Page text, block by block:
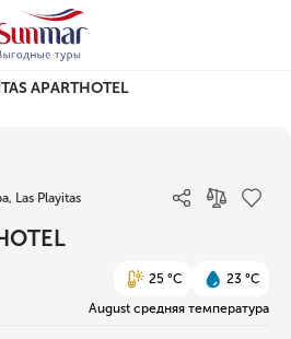
APARTHOTEL
Las Playitas
25 °C
23 °C
August средняя температура